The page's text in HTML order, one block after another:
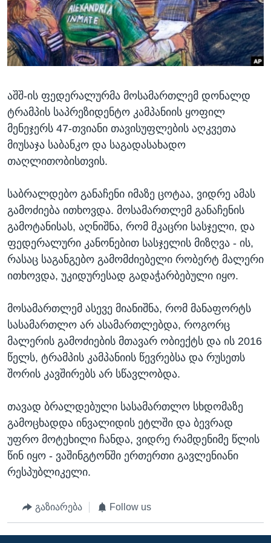
ᲡᲢᲣᲓᲘᲐ ᲕᲐᲨᲘᲜᲒᲢᲝᲜᲘ
ᲔᲙᲝᲜᲝᲛᲘᲙᲐ
ᲯᲐᲜᲛᲠᲗᲔᲚᲝᲑᲐ
ᲛᲔᲪᲜᲘᲔᲠᲔᲑᲐ
ᲙᲣᲚᲢᲣᲠᲐ
ᲓᲔᲖᲘᲜᲤᲝᲠᲛᲐᲪᲘᲐ
Learning English
ᲗᲕᲐᲚᲘ ᲒᲕᲐᲓᲔᲕᲜᲔᲗ
ენები
აშშ-ის ფედერალურმა მოსამართლემ დონალდ
ტრამპის საპრეზიდენტო კამპანიის ყოფილ
მენეჯერს 47-თვიანი თავისუფლების აღკვეთა
მიუსაჯა საბანკო და საგადასახადო
თაღლითობისთვის.
საბრალდებო განაჩენი იმაზე ცოტაა, ვიდრე ამას
გამოძიება ითხოვდა. მოსამართლემ განაჩენის
გამოტანისას, აღნიშნა, რომ მკაცრი სასჯელი, და
ფედერალური კანონებით სასჯელის მიზღვა - ის,
რასაც საგანგებო გამომძიებელი რობერტ მალერი
ითხოვდა, უკიდურესად გადაჭარბებული იყო.
მოსამართლემ ასევე მიანიშნა, რომ მანაფორტს
სასამართლო არ ასამართლებდა, როგორც
მალერის გამოძიების მთავარ ობიექტს და ის 2016
წელს, ტრამპის კამპანიის წევრებსა და რუსეთს
შორის კავშირებს არ სწავლობდა.
თავად ბრალდებული სასამართლო სხდომაზე
გამოცხადდა ინვალიდის ეტლში და ბევრად
უფრო მოტეხილი ჩანდა, ვიდრე რამდენიმე წლის
წინ იყო - ვაშინგტონში ერთერთი გავლენიანი
რესპუბლიკელი.
გაზიარება Follow us